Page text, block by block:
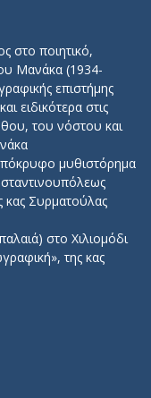
στο ποιητικό,
Μανάκα (1934-
επιστήμης
ειδικότερα στις
του νόστου και
μυθιστόρημα
Συρματούλας
στο Χιλιομόδι
της κας